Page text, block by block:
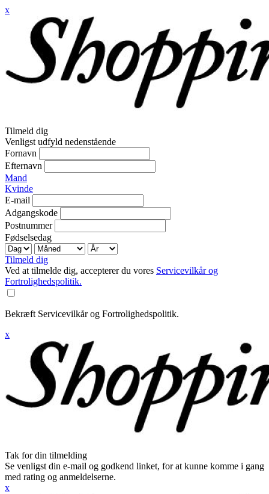
x
Tilmeld dig
Venligst udfyld nedenstående
Fornavn
Efternavn
Mand
Kvinde
E-mail
Adgangskode
Postnummer
Fødselsedag
Tilmeld dig
Ved at tilmelde dig, accepterer du vores Servicevilkår og
Fortrolighedspolitik.
Bekræft Servicevilkår og Fortrolighedspolitik.
x
Tak for din tilmelding
Se venligst din e-mail og godkend linket, for at kunne komme i gang
med rating og anmeldelserne.
x